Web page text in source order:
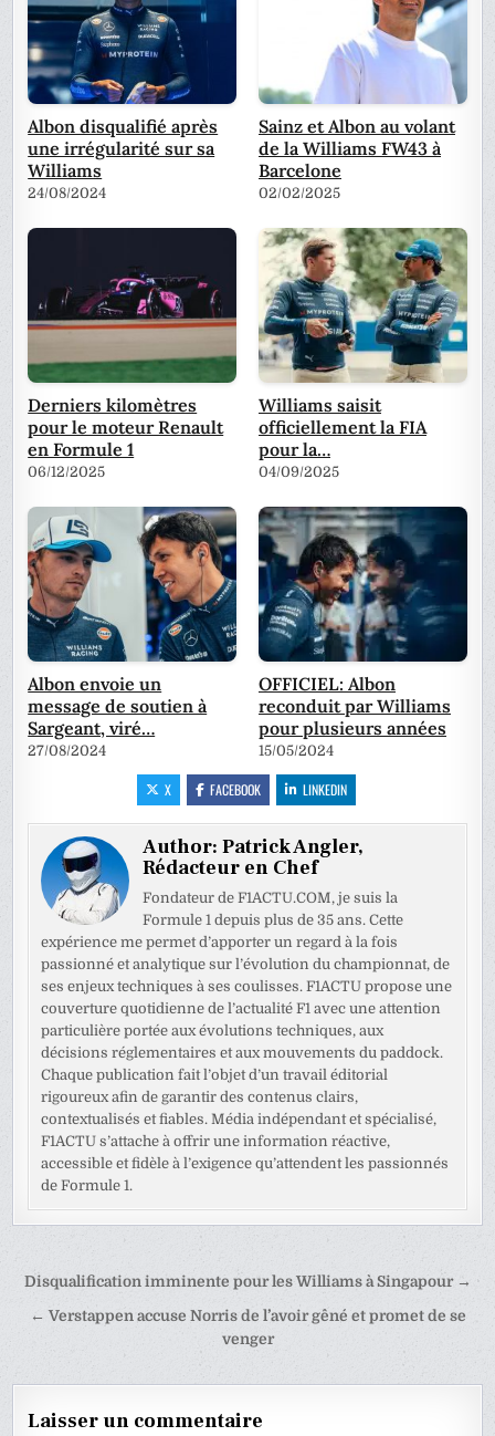
Albon disqualifié après
une irrégularité sur sa
Williams
24/08/2024
Sainz et Albon au volant
de la Williams FW43 à
Barcelone
02/02/2025
Derniers kilomètres
pour le moteur Renault
en Formule 1
06/12/2025
Williams saisit
officiellement la FIA
pour la…
04/09/2025
Albon envoie un
message de soutien à
Sargeant, viré…
27/08/2024
OFFICIEL: Albon
reconduit par Williams
pour plusieurs années
15/05/2024
X FACEBOOK LINKEDIN
Author:Patrick Angler,
Rédacteur en Chef
Fondateur de F1ACTU.COM, je suis la
Formule 1 depuis plus de 35 ans. Cette
expérience me permet d’apporter un regard à la fois
passionné et analytique sur l’évolution du championnat, de
ses enjeux techniques à ses coulisses. F1ACTU propose une
couverture quotidienne de l’actualité F1 avec une attention
particulière portée aux évolutions techniques, aux
décisions réglementaires et aux mouvements du paddock.
Chaque publication fait l’objet d’un travail éditorial
rigoureux afin de garantir des contenus clairs,
contextualisés et fiables. Média indépendant et spécialisé,
F1ACTU s’attache à offrir une information réactive,
accessible et fidèle à l’exigence qu’attendent les passionnés
de Formule 1.
Navigation
de
Disqualification imminente pour les Williams à Singapour →
← Verstappen accuse Norris de l’avoir gêné et promet de se
venger
Laisser un commentaire